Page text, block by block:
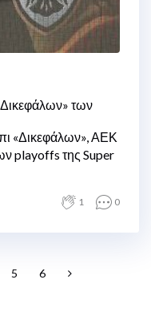
των
«Δικεφάλων», ΑΕΚ
playoffs της Super
1 0
5 6